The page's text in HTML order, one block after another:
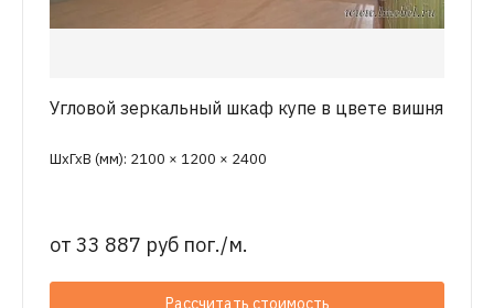
Угловой зеркальный шкаф купе в цвете вишня
ШхГхВ (мм): 2100 × 1200 × 2400
от 33 887 руб пог./м.
Рассчитать стоимость